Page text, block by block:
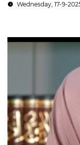
Wednesday, 17-9-